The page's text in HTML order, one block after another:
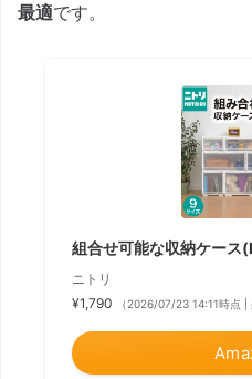
最適です。
組合せ可能な収納ケース
ニトリ
¥1,790
（2026/07/23 14:11時点 |